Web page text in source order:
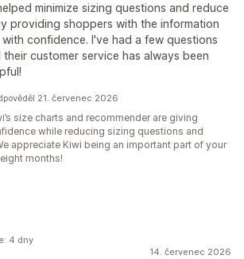
minimize sizing questions and reduce
providing shoppers with the information
confidence. I've had a few questions
customer service has always been
21. červenec 2026
size charts and recommender are giving
while reducing sizing questions and
appreciate Kiwi being an important part of your
months!
14. červenec 2026
4 dny